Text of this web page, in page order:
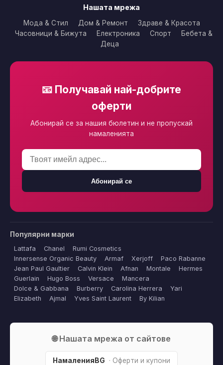
Нашата мрежа
Мода & Стил Дом & Ремонт
Здраве & Красота
Часовници & Бижута
Електроника Спорт
Бебета &
Деца
📧 Получавай най-добрите
оферти
Абонирай се за нашия бюлетин и не пропускай
намаленията
Абонирай се
Популярни марки
Lattafa Chanel
Rumi Cosmetics
Innersense Organic Beauty
Armaf Xerjoff
Paco Rabanne
Jean Paul Gaultier
Calvin Klein Afnan Montale
Hermes
Guerlain
Hugo Boss Versace
Mancera
Dolce & Gabbana
Burberry Carolina Herrera
Yari
Elizabeth
Ajmal Yves Saint Laurent By Kilian
🌐 Нашата мрежа от сайтове
НамаленияBG · Оферти и купони